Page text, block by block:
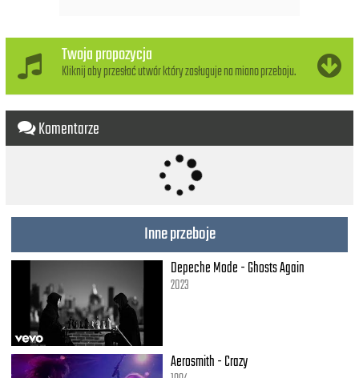
The way I feel under your command
Take my hand as the sun descends
They can't touch you now,
Can't touch you now, can't touch you now
Because the night belongs to lovers ...
With love we sleep
With doubt the vicious circle
I believe it's time, too real to feel
So touch me now, touch me now, touch me now
Because the night belongs to lovers ...
Because tonight there are two lovers
If we believe in the night we trust
Because tonight there are two lovers ...
Twoja propozycja
Kliknij aby przesłać utwór który zasługuje na miano przeboju.
Komentarze
Inne przeboje
Depeche Mode - Ghosts Again
2023
Aerosmith - Crazy